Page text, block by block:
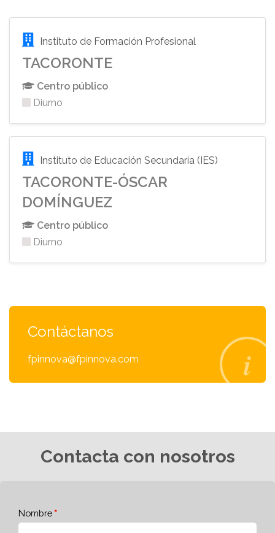
Instituto de Formación Profesional
TACORONTE
Centro público
Diurno
Instituto de Educación Secundaria (IES)
TACORONTE-ÓSCAR
DOMÍNGUEZ
Centro público
Diurno
Contáctanos
fpinnova@fpinnova.com
Contacta con nosotros
Nombre